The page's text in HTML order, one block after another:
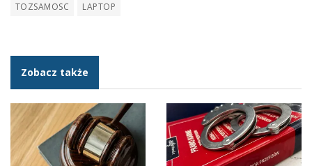
TOZSAMOSC
LAPTOP
Zobacz także